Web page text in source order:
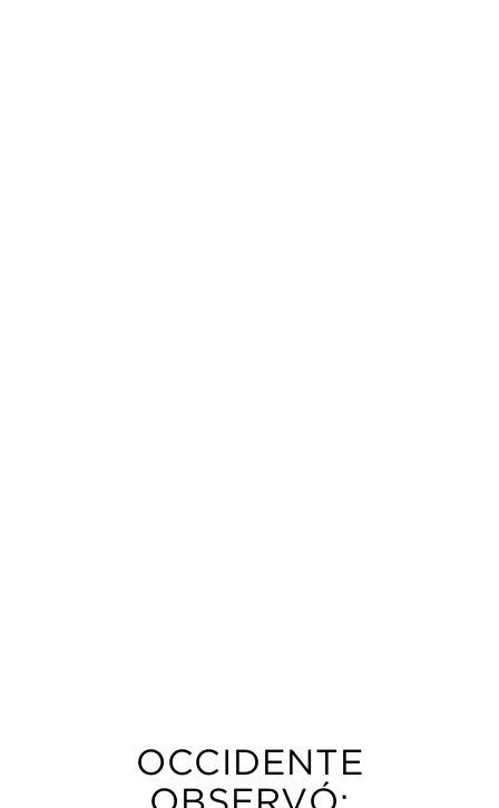
OCCIDENTE
OBSERVÓ: